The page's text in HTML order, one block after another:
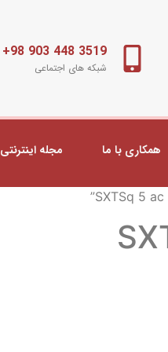
3519 448 903 98+
شبکه های اجتماعی
همکاری با ما مجله اینترنتی